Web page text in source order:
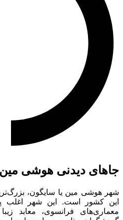
جاهای دیدنی هوشی مین
شهر هوشی مین یا سایگون،
این کشور است. این شهر اغلب
معماری‌های فرانسوی، معابد